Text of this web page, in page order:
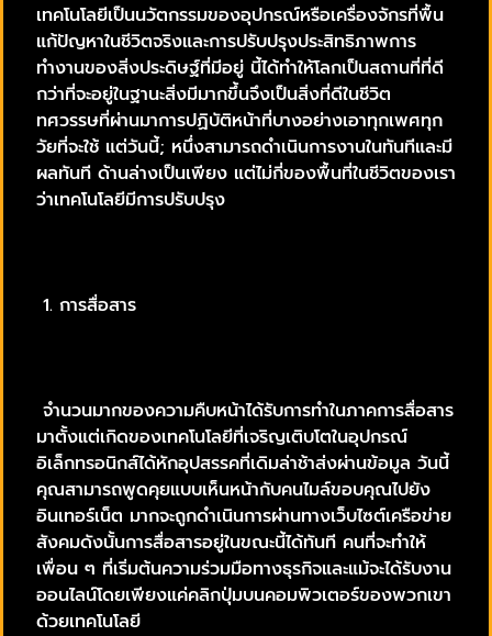
เทคโนโลยีเป็นนวัตกรรมของอุปกรณ์หรือเครื่องจักรที่พื้น
แก้ปัญหาในชีวิตจริงและการปรับปรุงประสิทธิภาพการ
ทำงานของสิ่งประดิษฐ์ที่มีอยู่ นี้ได้ทำให้โลกเป็นสถานที่ที่ดี
กว่าที่จะอยู่ในฐานะสิ่งมีมากขึ้นจึงเป็นสิ่งที่ดีในชีวิต
ทศวรรษที่ผ่านมาการปฏิบัติหน้าที่บางอย่างเอาทุกเพศทุก
วัยที่จะใช้ แต่วันนี้; หนึ่งสามารถดำเนินการงานในทันทีและมี
ผลทันที ด้านล่างเป็นเพียง แต่ไม่กี่ของพื้นที่ในชีวิตของเรา
ว่าเทคโนโลยีมีการปรับปรุง
1. การสื่อสาร
จำนวนมากของความคืบหน้าได้รับการทำในภาคการสื่อสาร
มาตั้งแต่เกิดของเทคโนโลยีที่เจริญเติบโตในอุปกรณ์
อิเล็กทรอนิกส์ได้หักอุปสรรคที่เดิมล่าช้าส่งผ่านข้อมูล วันนี้
คุณสามารถพูดคุยแบบเห็นหน้ากับคนไมล์ขอบคุณไปยัง
อินเทอร์เน็ต มากจะถูกดำเนินการผ่านทางเว็บไซต์เครือข่าย
สังคมดังนั้นการสื่อสารอยู่ในขณะนี้ได้ทันที คนที่จะทำให้
เพื่อน ๆ ที่เริ่มต้นความร่วมมือทางธุรกิจและแม้จะได้รับงาน
ออนไลน์โดยเพียงแค่คลิกปุ่มบนคอมพิวเตอร์ของพวกเขา
ด้วยเทคโนโลยี